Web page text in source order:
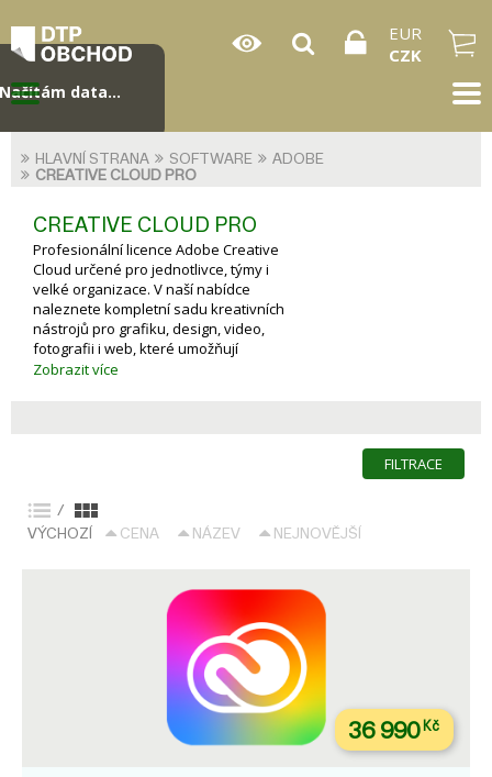
EUR
CZK
HLAVNÍ STRANA SOFTWARE
ADOBE
CREATIVE CLOUD PRO
CREATIVE CLOUD PRO
Profesionální licence Adobe Creative
Cloud určené pro jednotlivce, týmy i
velké organizace. V naší nabídce
naleznete kompletní sadu kreativních
nástrojů pro grafiku, design, video,
fotografii i web, které umožňují
efektivní spolupráci, správu licencí a
Zobrazit více
FILTRACE
/
VÝCHOZÍ
CENA NÁZEV NEJNOVĚJŠÍ
36 990Kč
Načítám data...